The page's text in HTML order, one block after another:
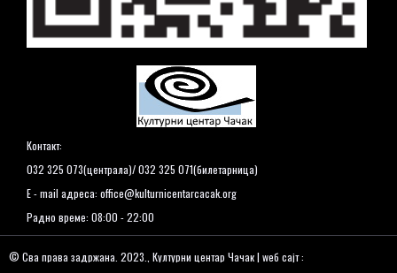
Контакт:
032 325 073(централа)/ 032 325 071(билетарница)
E - mail адреса: office@kulturnicentarcacak.org
Радно време: 08:00 - 22:00
© Сва права задржана. 2023., Културни центар Чачак | wеб сајт :